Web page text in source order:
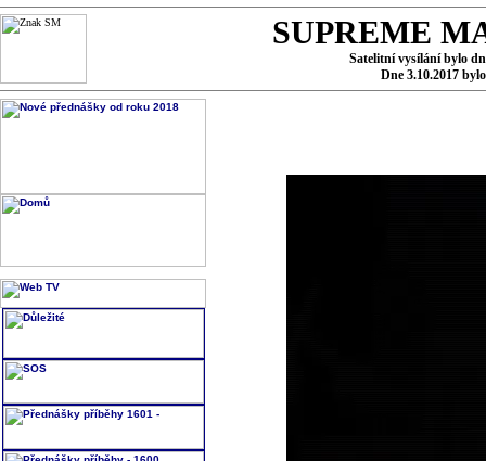
SUPREME
Satelitní vysílání bylo
Dne 3.10.2017